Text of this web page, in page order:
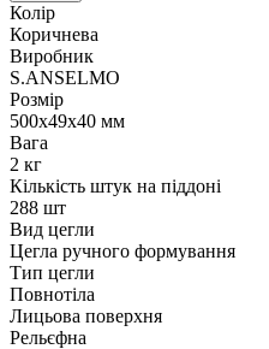
Колір
Коричнева
Виробник
S.ANSELMO
Розмір
500х49х40 мм
Вага
2 кг
Кількість штук на піддоні
288 шт
Вид цегли
Цегла ручного формування
Тип цегли
Повнотіла
Лицьова поверхня
Рельєфна